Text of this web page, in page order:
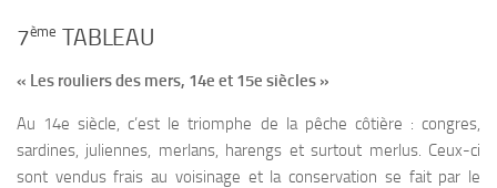
7ème TABLEAU
« Les rouliers des mers, 14e et 15e siècles »
Au 14e siècle, c’est le triomphe de la pêche côtière : congres,
sardines, juliennes, merlans, harengs et surtout merlus. Ceux-ci
sont vendus frais au voisinage et la conservation se fait par le